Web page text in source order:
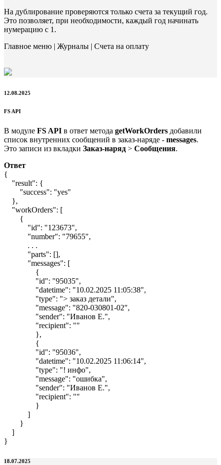
На дублирование проверяются только счета за текущий год.
Это позволяет, при необходимости, каждый год начинать
нумерацию с 1.
Главное меню | Журналы | Счета на оплату
12.08.2025
FS API
В модуле FS API в ответ метода getWorkOrders добавили
список внутренних сообщений в заказ-наряде - messages.
Это записи из вкладки Заказ-наряд > Сообщения.
Ответ
{
"result": {
"success": "yes"
},
"workOrders": [
{
"id": "123673",
"number": "79655",
. . .
"parts": [],
"messages": [
{
"id": "95035",
"datetime": "10.02.2025 11:05:38",
"type": "> заказ детали",
"message": "820-030801-02",
"sender": "Иванов Е.",
"recipient": ""
},
{
"id": "95036",
"datetime": "10.02.2025 11:06:14",
"type": "! инфо",
"message": "ошибка",
"sender": "Иванов Е.",
"recipient": ""
}
]
}
]
}
18.07.2025